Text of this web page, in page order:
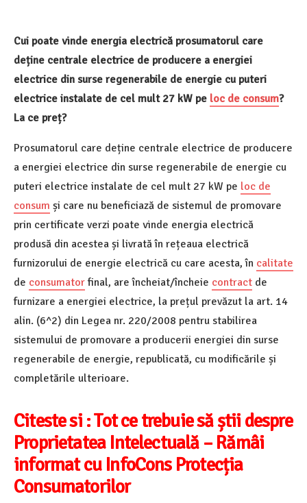
Cui poate vinde energia electrică prosumatorul care
deține centrale electrice de producere a energiei
electrice din surse regenerabile de energie cu puteri
electrice instalate de cel mult 27 kW pe loc de consum?
La ce preț?
Prosumatorul care deține centrale electrice de producere
a energiei electrice din surse regenerabile de energie cu
puteri electrice instalate de cel mult 27 kW pe loc de
consum și care nu beneficiază de sistemul de promovare
prin certificate verzi poate vinde energia electrică
produsă din acestea și livrată în rețeaua electrică
furnizorului de energie electrică cu care acesta, în calitate
de consumatorfinal, are încheiat/încheie contract de
furnizare a energiei electrice, la prețul prevăzut la art. 14
alin. (6^2) din Legea nr. 220/2008 pentru stabilirea
sistemului de promovare a producerii energiei din surse
regenerabile de energie, republicată, cu modificările și
completările ulterioare.
Citeste si :Tot ce trebuie să știi despre
Proprietatea Intelectuală – Rămâi
informat cu InfoCons Protecția
Consumatorilor